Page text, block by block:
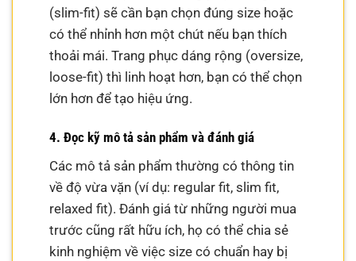
(slim-fit) sẽ cần bạn chọn đúng size hoặc
có thể nhỉnh hơn một chút nếu bạn thích
thoải mái. Trang phục dáng rộng (oversize,
loose-fit) thì linh hoạt hơn, bạn có thể chọn
lớn hơn để tạo hiệu ứng.
4. Đọc kỹ mô tả sản phẩm và đánh giá
Các mô tả sản phẩm thường có thông tin
về độ vừa vặn (ví dụ: regular fit, slim fit,
relaxed fit). Đánh giá từ những người mua
trước cũng rất hữu ích, họ có thể chia sẻ
kinh nghiệm về việc size có chuẩn hay bị